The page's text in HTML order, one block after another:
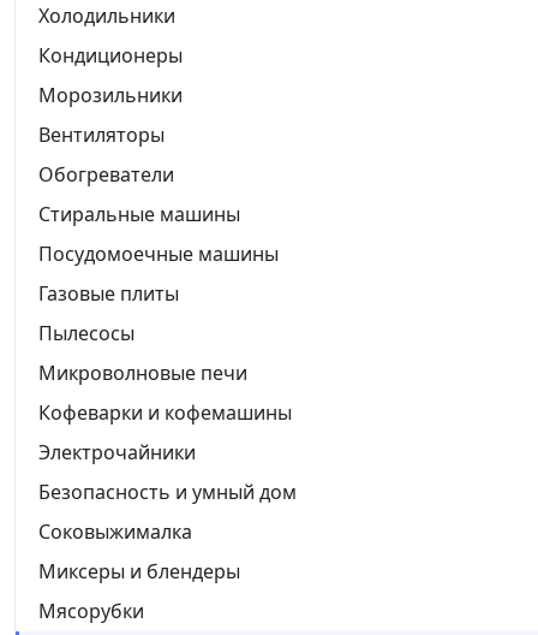
Холодильники
Кондиционеры
Морозильники
Вентиляторы
Обогреватели
Стиральные машины
Посудомоечные машины
Газовые плиты
Пылесосы
Микроволновые печи
Кофеварки и кофемашины
Электрочайники
Безопасность и умный дом
Соковыжималка
Миксеры и блендеры
Мясорубки